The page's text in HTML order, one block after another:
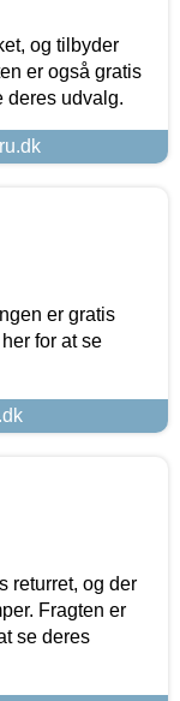
og tilbyder
er også gratis
deres udvalg.
er gratis
for at se
returret, og der
Fragten er
se deres